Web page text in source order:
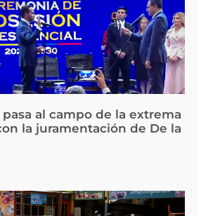
al campo de la extrema
la juramentación de De la